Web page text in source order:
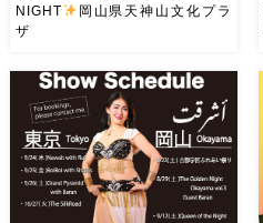
2026/9/12(土)Ricoさん主催
QUEEN OF THE NIGHT岡山
県天神山文化プラザ Guestに女
神 @mayadyorientaldance
さん
女神のオーラ浴びに行き
ましょー […]
NIGHT
岡山県天神山文化プラ
ザ